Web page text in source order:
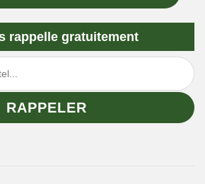
rappelle gratuitement